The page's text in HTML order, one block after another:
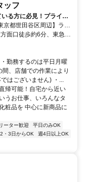
ッフ
る方に必見！プライベ
都世田谷区周辺】ラウ
面口徒歩約6分、東急世
世田谷線 若林（東京
とにご案内
勤務するのは平日月曜
、店舗での作業により
はございません) ・...
帰可能！自宅から近い
うお仕事、いろんなタ
粧品を 中心に新商品に
ーター歓迎
平日のみOK
・3日からOK
週4日以上OK